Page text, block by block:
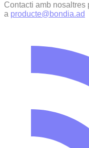
Contacti amb
a producte@bondia.ad